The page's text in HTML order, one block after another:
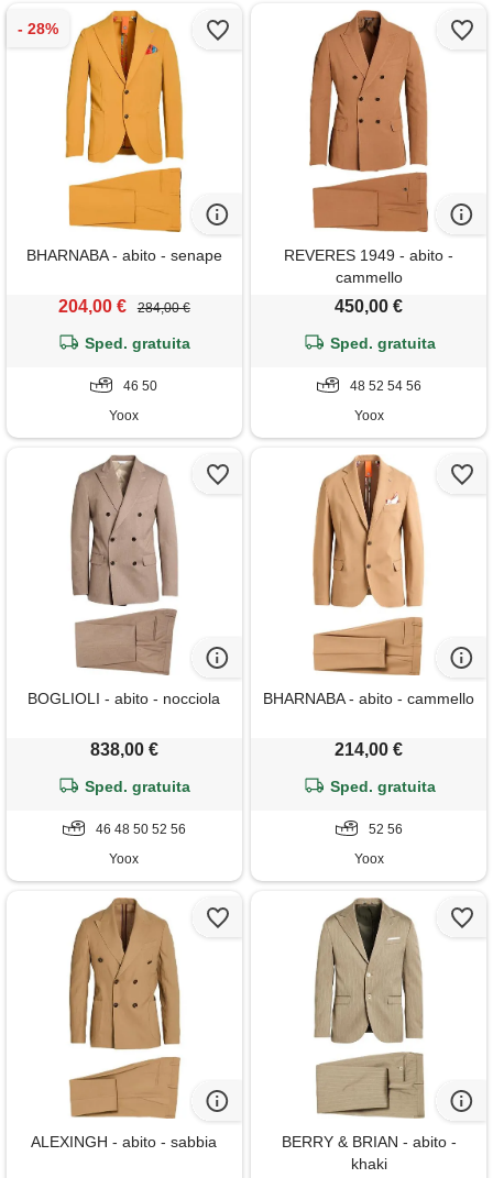
BHARNABA - abito - senape
204,00 € 284,00 €
Sped. gratuita
46 50
Yoox
REVERES 1949 - abito -
cammello
450,00 €
Sped. gratuita
48 52 54 56
Yoox
BOGLIOLI - abito - nocciola
838,00 €
Sped. gratuita
46 48 50 52 56
Yoox
BHARNABA - abito - cammello
214,00 €
Sped. gratuita
52 56
Yoox
ALEXINGH - abito - sabbia
BERRY & BRIAN - abito -
khaki